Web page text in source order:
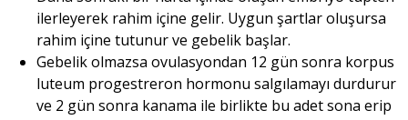
ilerleyerek rahim içine gelir. Uygun şartlar oluşursa
rahim içine tutunur ve gebelik başlar.
Gebelik olmazsa ovulasyondan 12 gün sonra korpus
luteum progestreron hormonu salgılamayı durdurur
ve 2 gün sonra kanama ile birlikte bu adet sona erip